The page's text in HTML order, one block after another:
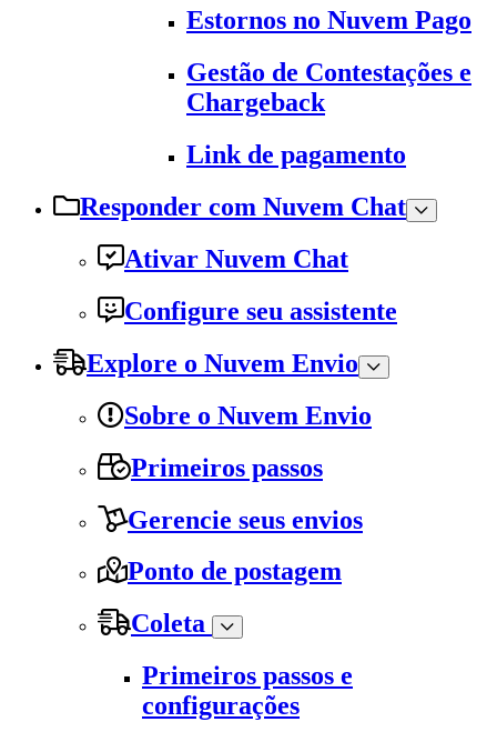
Estornos no Nuvem Pago
Gestão de Contestações e
Chargeback
Link de pagamento
Responder com Nuvem Chat
Ativar Nuvem Chat
Configure seu assistente
Explore o Nuvem Envio
Sobre o Nuvem Envio
Primeiros passos
Gerencie seus envios
Ponto de postagem
Coleta
Primeiros passos e
configurações